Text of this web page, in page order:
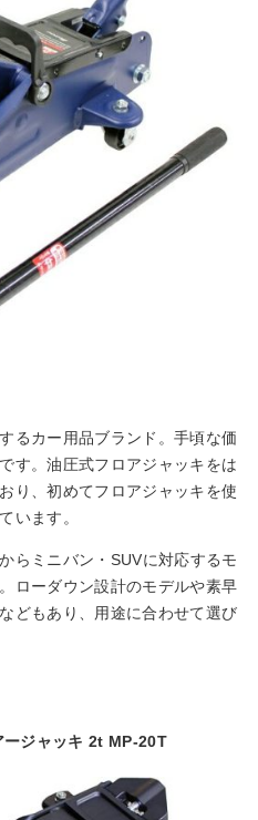
るカー用品ブランド。手頃な価
す。油圧式フロアジャッキをは
り、初めてフロアジャッキを使
います。
らミニバン・SUVに対応するモ
ローダウン設計のモデルや素早
どもあり、用途に合わせて選び
ジャッキ 2t MP-20T